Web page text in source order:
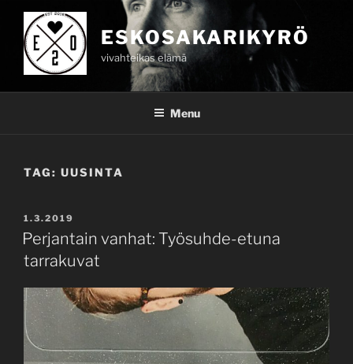
content
ESKOSAKARIKYRÖ
vivahteikas elämä
Menu
TAG: UUSINTA
POSTED
ON
1.3.2019
Perjantain vanhat: Työsuhde-etuna
tarrakuvat